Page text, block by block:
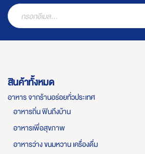
สินค้าทั้งหมด
อาหาร จากร้านอร่อยทั่วประเทศ
อาหารถิ่น ฟินถึงบ้าน
อาหารเพื่อสุขภาพ
อาหารว่าง ขนมหวาน เครื่องดื่ม